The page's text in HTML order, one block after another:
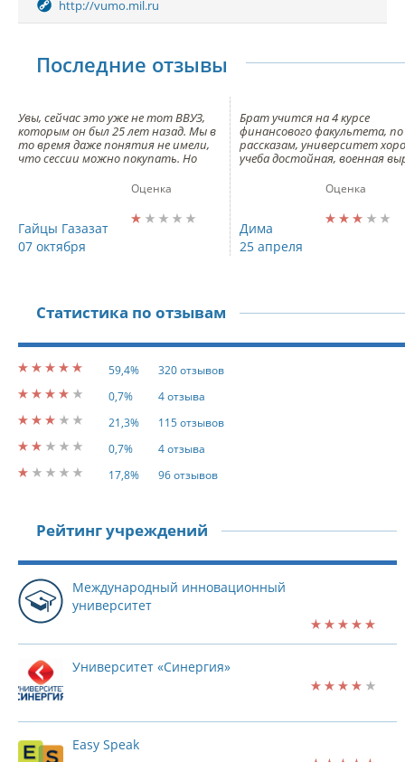
http://vumo.mil.ru
Последние отзывы
Увы, сейчас это уже не тот ВВУЗ,
которым он был 25 лет назад. Мы в
то время даже понятия не имели,
что сессии можно покупать. Но
правда, долго они не держались.
Если с учебой были проблемы, то
даже их отчисляли, поскольку
позиция преподавателей в этом
вопросе была очень
принципиальной. Впрочем, это
стал бы поступать.
Гайцы Газазат
07 октября
Оценка
Брат учится на 4 курсе
финансового факультета, по
рассказам, университет
учеба достойная, военная
моменты, конечно, тяжело
переносятся, что-то иногда
нравится, но, в целом,
учеба.
Заканчиваю 11 в этом году,
стою перед выбором, но
Дима
25 апреля
Оценка
Статистика по отзывам
59,4%
320 отзывов
0,7%
4 отзыва
21,3%
115 отзывов
0,7%
4 отзыва
17,8%
96 отзывов
Рейтинг учреждений
Международный инновационный
университет
Университет «Синергия»
Easy Speak